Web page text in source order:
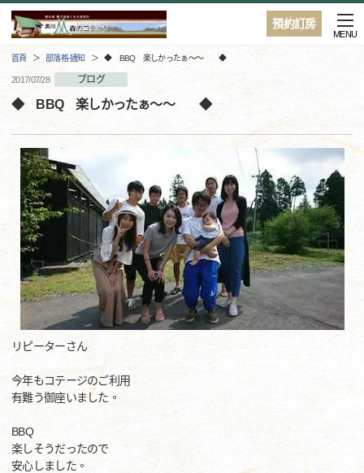
預約訂房
MENU
首頁 部落格·通知 ◆ BBQ 楽しかったぁ～～ ◆
2017/07/28 ブログ
◆ BBQ 楽しかったぁ～～ ◆
リピーターさん
今年もコテージのご利用
有難う御座いました。
BBQ
楽しそうだったので
安心しました。